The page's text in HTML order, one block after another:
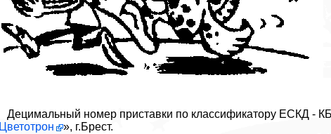
Децимальный номер приставки по классификатору ЕСКД -
Цветотрон
», г.Брест.